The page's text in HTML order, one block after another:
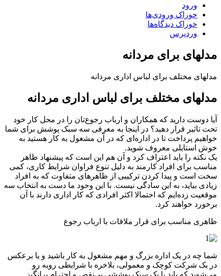
ورود
خوراک ورودی‌ها
خوراک دیدگاه‌ها
وردپرس
مدلهای برای مردانه
مدلهای مختلف برای لباس اداری مردانه
مدلهای مختلف برای لباس اداری مردانه
آیا دوست دارید که همکاران و ارباب رجوع‌تان را در محل کار خود
تحت تاثیر قرار دهید؟ در اینجا به معرفی سه سبک پوشش برای شما
خواهیم پرداخت تا در اداره‌ای که در آن مشغول به کار هستید به
خوش استایلی معروف شوید.
یک نکته را باید اعتراف کرد و آن هم این است که پیشنهاد ظاهر
مناسب برای افراد کارمند به دلیل تنوع فراوان شرایط کاری، کمی
سخت است و پیدا کردن ترکیبی از ظاهرهای متفاوت که به افراد
زیادی بیاید، به این سادگی نیست. با این وجود ما دست به انتخاب سه
موقعیت زده‌ایم که احتمالا اکثر افرادی که کار اداری دارند با آن
برخورد خواهند کرد.
ظاهری مناسب برای قرار ملاقات با ارباب رجوع
شما چه در یک اداره بزرگ و مهم مشغول به کار باشید و یا برعکس
در یک شرکت کوچک و معمولی، بلاخره با شرایطی روبه رو
می‌شوید که باید با یک سبک پوششی بی‌نقص و احترام برانگیز